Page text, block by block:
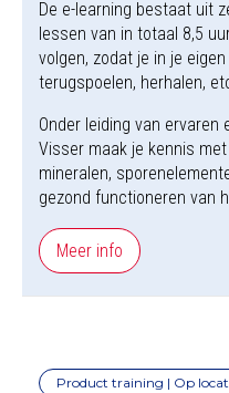
Product training | Op
De e-learning bestaat uit
lessen van in totaal 8,5
volgen, zodat je in je
terugspoelen, herhalen,
Onder leiding van ervaren
Visser maak je kennis
mineralen,
gezond functioneren van
Meer info